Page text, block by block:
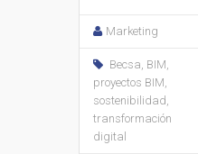
Marketing
Becsa, BIM,
proyectos BIM,
sostenibilidad,
transformación
digital